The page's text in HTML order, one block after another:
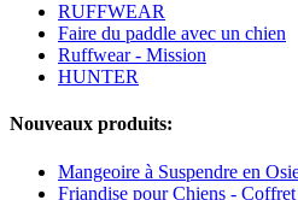
RUFFWEAR
Faire du paddle avec un chien
Ruffwear - Mission
HUNTER
Nouveaux produits:
Mangeoire à Suspendre en
Friandise pour Chiens -